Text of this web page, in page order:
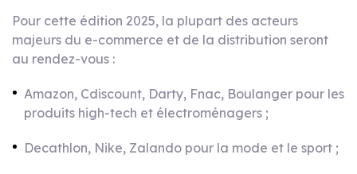
Pour cette édition 2025, la plupart des acteurs
majeurs du e-commerce et de la distribution seront
au rendez-vous :
Amazon, Cdiscount, Darty, Fnac, Boulanger pour les
produits high-tech et électroménagers ;
Decathlon, Nike, Zalando pour la mode et le sport ;